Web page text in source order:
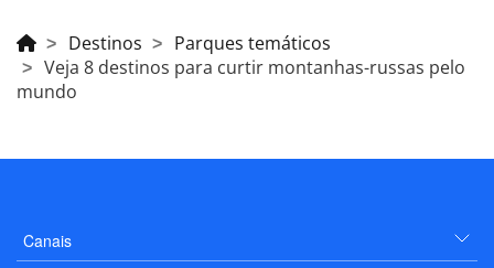
Destinos
Parques temáticos
Veja 8 destinos para curtir montanhas-russas pelo
mundo
Canais